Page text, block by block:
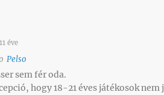
11 éve
Pelso
sem fér oda.
hogy 18-21 éves játékosok